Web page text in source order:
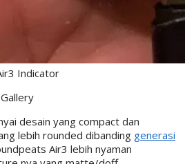
Indicator
desain yang compact dan
lebih rounded dibanding generasi
Air3 lebih nyaman